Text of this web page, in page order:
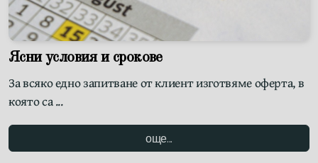
Ясни условия и срокове
За всяко едно запитване от клиент изготвяме оферта, в
която са ...
още...